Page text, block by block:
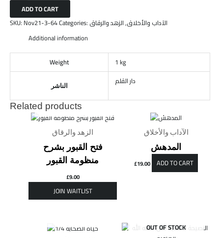
ADD TO CART
SKU: Nov21-3-64Categories: الآداب والأخلاق,الزهد والرقاق
Additional information
Weight
1 kg
الناشر
دار القلم
Related products
OUT OF STOCK
الزهد والرقاق
فتح القبور بشرح
منظومة القبور
£9.00
الآداب والأخلاق
المدهش
£19.00 ADD TO CART
OUT OF STOCK